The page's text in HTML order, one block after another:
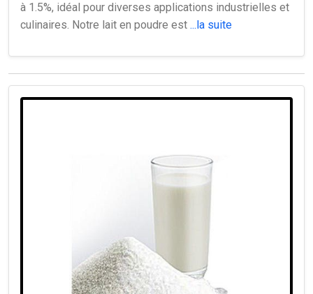
à 1.5%, idéal pour diverses applications industrielles et
culinaires. Notre lait en poudre est ...la suite